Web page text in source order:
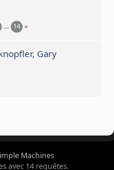
... 14 »
Gary
Machines
avec 14 requêtes.